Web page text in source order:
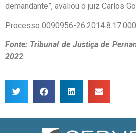
demandante”, avaliou o juiz Carlos
Processo 0090956-
Fonte: Tribunal de Justiça de
2022